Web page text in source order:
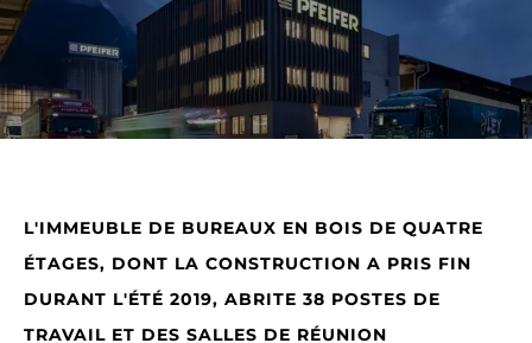
L'IMMEUBLE DE BUREAUX EN BOIS DE QUATRE
ÉTAGES, DONT LA CONSTRUCTION A PRIS FIN
DURANT L'ÉTÉ 2019, ABRITE 38 POSTES DE
TRAVAIL ET DES SALLES DE RÉUNION